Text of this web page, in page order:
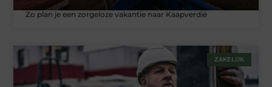
Zo plan je een zorgeloze vakantie naar Kaapverdië
ZAKELIJK